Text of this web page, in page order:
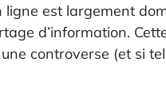
est largement
d’information.
controverse (et si